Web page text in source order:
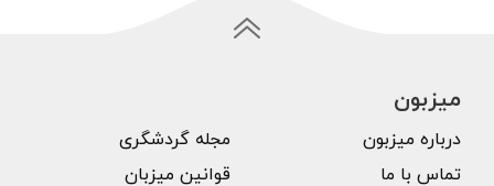
میزبون
درباره میزبون
تماس با ما
مجله گردشگری
قوانین میزبان